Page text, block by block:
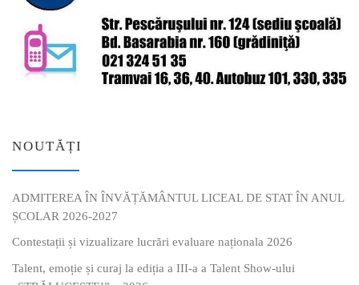
NOUTĂȚI
ADMITEREA ÎN ÎNVĂȚĂMÂNTUL LICEAL DE STAT ÎN ANUL
ȘCOLAR 2026-2027
Contestații și vizualizare lucrări evaluare naționala 2026
Talent, emoție și curaj la ediția a III-a a Talent Show-ului